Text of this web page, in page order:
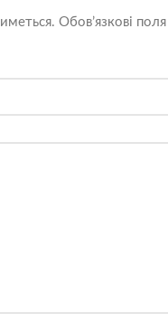
Обов’язкові поля